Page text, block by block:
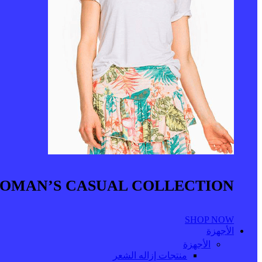
CASUAL COLLECTION
SHOP NOW
الأجهزة
الأجهزة
منتجات إزاله الشعر